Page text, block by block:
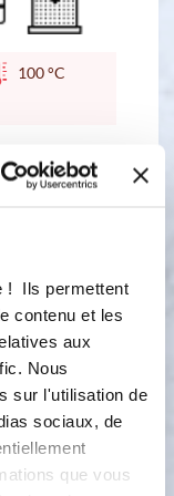
! Ils permettent
contenu et les
aux
Nous
sur l'utilisation de
sociaux, de
que vous
100 °C
et poivrer.
90 °C